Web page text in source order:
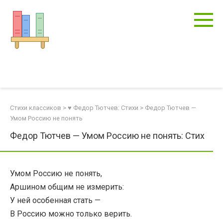
контенту
Стихи классиков > ♥ Федор Тютчев: Стихи > Федор Тютчев —
Умом Россию не понять
Федор Тютчев — Умом Россию не понять: Стих
Умом Россию не понять,
Аршином общим не измерить:
У ней особенная стать —
В Россию можно только верить.